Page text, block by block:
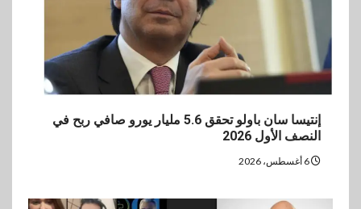
إنتيسا سان باولو تحقق 5.6 مليار يورو صافي ربح في
النصف الأول 2026